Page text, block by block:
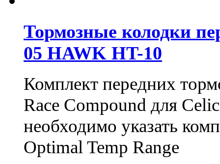
Тормозные колодки
05 HAWK HT-10
Комплект передних
Race Compound для
необходимо указать
Optimal Temp Range